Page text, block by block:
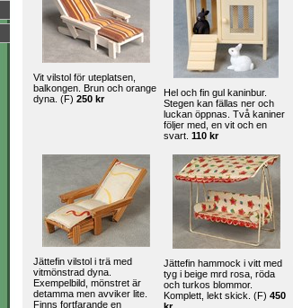
Vit vilstol för uteplatsen,
balkongen. Brun och orange
dyna. (F) 250 kr
Hel och fin gul kaninbur.
Stegen kan fällas ner och
luckan öppnas. Två kaniner
följer med, en vit och en
svart. 110 kr
Jättefin vilstol i trä med
vitmönstrad dyna.
Exempelbild, mönstret är
detamma men avviker lite.
Finns fortfarande en
Jättefin hammock i vitt med
tyg i beige mrd rosa, röda
och turkos blommor.
Komplett, lekt skick. (F) 450